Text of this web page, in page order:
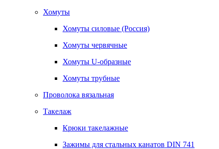
Хомуты
Хомуты силовые (Россия)
Хомуты червячные
Хомуты U-образные
Хомуты трубные
Проволока вязальная
Такелаж
Крюки такелажные
Зажимы для стальных канатов DIN 741